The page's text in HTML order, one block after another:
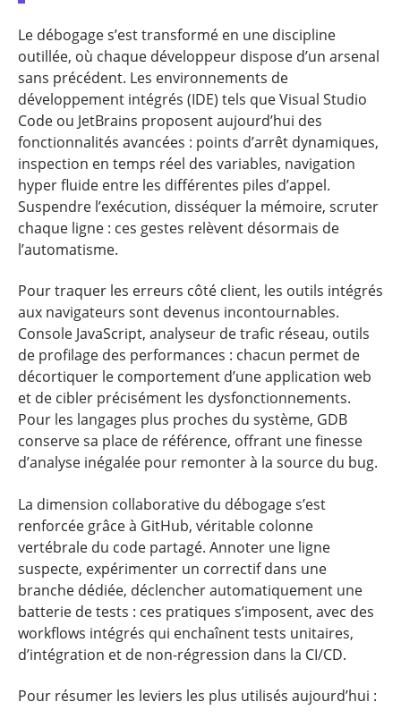
Le débogage s’est transformé en une discipline
outillée, où chaque développeur dispose d’un arsenal
sans précédent. Les environnements de
développement intégrés (IDE) tels que Visual Studio
Code ou JetBrains proposent aujourd’hui des
fonctionnalités avancées : points d’arrêt dynamiques,
inspection en temps réel des variables, navigation
hyper fluide entre les différentes piles d’appel.
Suspendre l’exécution, disséquer la mémoire, scruter
chaque ligne : ces gestes relèvent désormais de
l’automatisme.
Pour traquer les erreurs côté client, les outils intégrés
aux navigateurs sont devenus incontournables.
Console JavaScript, analyseur de trafic réseau, outils
de profilage des performances : chacun permet de
décortiquer le comportement d’une application web
et de cibler précisément les dysfonctionnements.
Pour les langages plus proches du système, GDB
conserve sa place de référence, offrant une finesse
d’analyse inégalée pour remonter à la source du bug.
La dimension collaborative du débogage s’est
renforcée grâce à GitHub, véritable colonne
vertébrale du code partagé. Annoter une ligne
suspecte, expérimenter un correctif dans une
branche dédiée, déclencher automatiquement une
batterie de tests : ces pratiques s’imposent, avec des
workflows intégrés qui enchaînent tests unitaires,
d’intégration et de non-régression dans la CI/CD.
Pour résumer les leviers les plus utilisés aujourd’hui :